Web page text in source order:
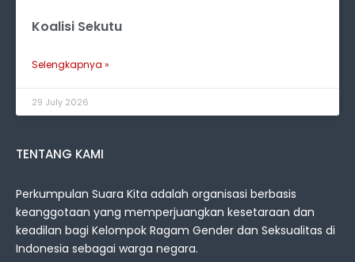
Koalisi Sekutu
Selengkapnya »
29 July 2026
TENTANG KAMI
Perkumpulan Suara Kita adalah organisasi berbasis
keanggotaan yang memperjuangkan kesetaraan dan
keadilan bagi Kelompok Ragam Gender dan Seksualitas di
Indonesia sebagai warga negara.